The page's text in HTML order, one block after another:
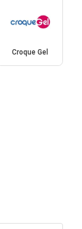
Croque Gel